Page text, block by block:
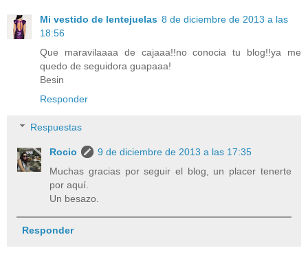
Mi vestido de lentejuelas 8 de diciembre de 2013 a las
18:56
Que maravilaaaa de cajaaa!!no conocia tu blog!!ya me
quedo de seguidora guapaaa!
Besin
Responder
Respuestas
Rocio
9 de diciembre de 2013 a las 17:35
Muchas gracias por seguir el blog, un placer tenerte
por aquí.
Un besazo.
Responder